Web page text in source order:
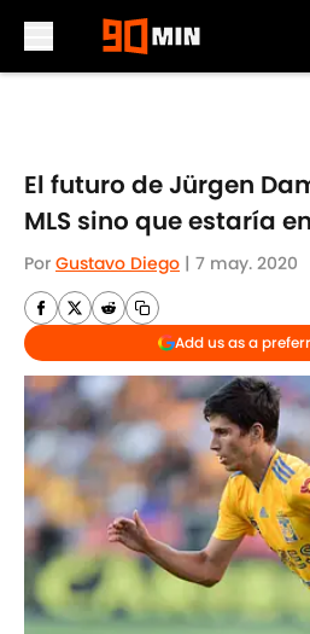
El futuro de Jürgen
MLS sino que estaría
Por Gustavo Diego | 7 may. 2020
Add us as a